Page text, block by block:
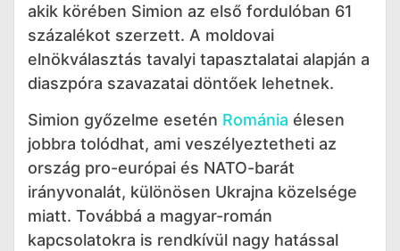
akik körében Simion az első fordulóban 61
százalékot szerzett. A moldovai
elnökválasztás tavalyi tapasztalatai alapján a
diaszpóra szavazatai döntőek lehetnek.
Simion győzelme esetén Románia élesen
jobbra tolódhat, ami veszélyeztetheti az
ország pro-európai és NATO-barát
irányvonalát, különösen Ukrajna közelsége
miatt. Továbbá a magyar-román
kapcsolatokra is rendkívül nagy hatással